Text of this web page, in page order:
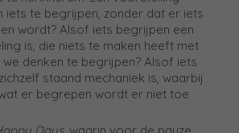
iets te begrijpen, zonder dat er iets
wordt? Alsof iets begrijpen een
is, die niets te maken heeft met
we denken te begrijpen? Alsof iets
staand mechaniek is, waarbij
er begrepen wordt er niet toe